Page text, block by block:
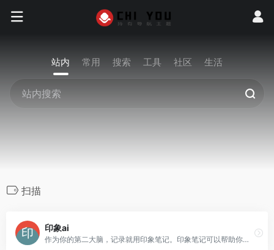
站内 常用 搜索 工具 社区 生活
扫描
印象ai
作为你的第二大脑，记录就用印象笔记。印象笔记可以帮助你高效工作、学习与生活。支持无缝多端同步，快速保存微信、微博、网页等内容，一站式完成信息的收集备份、高效记录、分享和永久保存。